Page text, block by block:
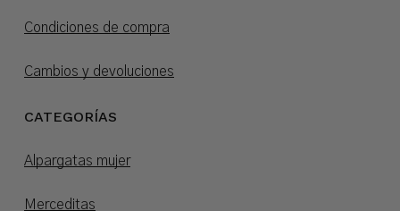
Condiciones de compra
Cambios y devoluciones
CATEGORÍAS
Alpargatas mujer
Merceditas